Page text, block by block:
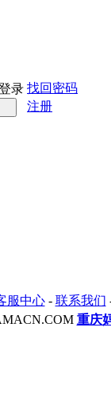
录 找回密码
注册
服中心- 联系我们
重庆